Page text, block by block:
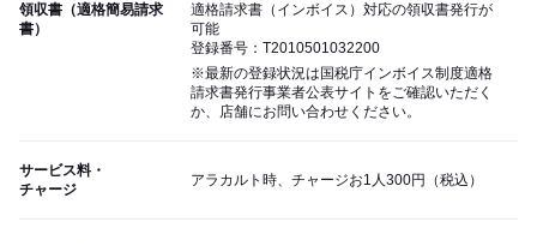
領収書（適格簡易請求
書）
適格請求書（インボイス）対応の領収書発行が
可能
登録番号：T2010501032200
※最新の登録状況は国税庁インボイス制度適格
請求書発行事業者公表サイトをご確認いただく
か、店舗にお問い合わせください。
サービス料・
チャージ
アラカルト時、チャージお1人300円（税込）